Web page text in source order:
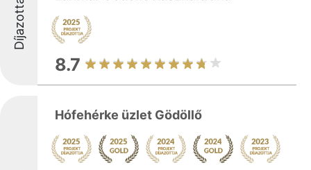
Díjazottak
8.7
Hófehérke üzlet Gödöllő